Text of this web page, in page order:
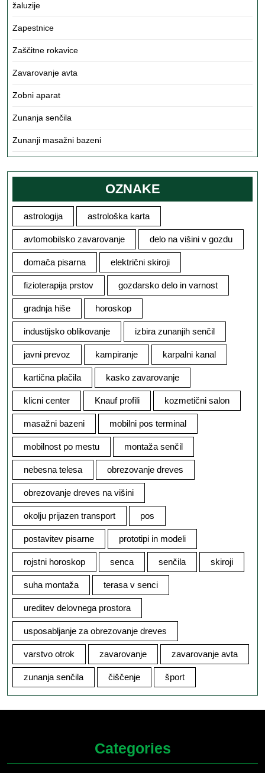
žaluzije
Zapestnice
Zaščitne rokavice
Zavarovanje avta
Zobni aparat
Zunanja senčila
Zunanji masažni bazeni
OZNAKE
astrologija astrološka karta
avtomobilsko zavarovanje delo na višini v gozdu
domača pisarna električni skiroji
fizioterapija prstov gozdarsko delo in varnost
gradnja hiše horoskop
industijsko oblikovanje izbira zunanjih senčil
javni prevoz kampiranje karpalni kanal
kartična plačila kasko zavarovanje
klicni center Knauf profili kozmetični salon
masažni bazeni mobilni pos terminal
mobilnost po mestu montaža senčil
nebesna telesa obrezovanje dreves
obrezovanje dreves na višini
okolju prijazen transport pos
postavitev pisarne prototipi in modeli
rojstni horoskop senca senčila skiroji
suha montaža terasa v senci
ureditev delovnega prostora
usposabljanje za obrezovanje dreves
varstvo otrok zavarovanje zavarovanje avta
zunanja senčila čiščenje šport
Categories